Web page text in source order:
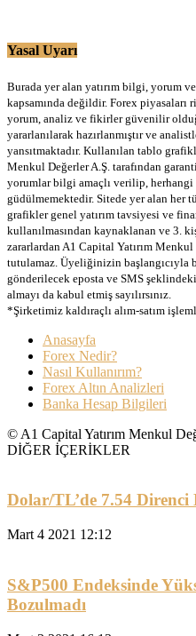
Yasal Uyarı
Burada yer alan yatırım bilgi, yorum
kapsamında değildir. Forex
yorum, analiz ve fikirler güvenilir
yararlanılarak hazırlanmıştır ve
yansıtmaktadır. Kullanılan tablo
Menkul Değerler A.Ş. tarafından
yorumlar bilgi amaçlı verilip, herhangi
güdülmemektedir. Sitede yer alan her
grafikler genel yatırım tavsiyesi ve
kullanılmasından kaynaklanan ve 3.
zararlardan A1 Capital Yatırım
tutulamaz. Üyeliğinizin başlangıcıyla
gönderilecek eposta ve SMS
almayı da kabul etmiş sayılırsınız.
*Şirketimiz kaldıraçlı alım-satım
Anasayfa
Forex Nedir?
Nasıl Kullanırım?
Forex Altın Analizleri
Banka Hesap Bilgileri
© A1 Capital Yatırım Menkul
DİĞER İÇERİKLER
Dolar/TL’de 7.54
Mart 4 2021 12:12
S&P500 Endeksinde
Bozulmadı